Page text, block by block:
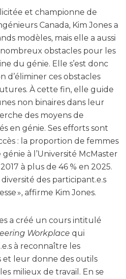
et championne de
Canada, Kim Jones a
modèles, mais elle a aussi
obstacles pour les
du génie. Elle s’est donc
d’éliminer ces obstacles
À cette fin, elle guide
non binaires dans leur
des moyens de
en génie. Ses efforts sont
: la proportion de femmes
à l’Université McMaster
à plus de 46 % en 2025.
des participant.e.s
», affirme Kim Jones.
a créé un cours intitulé
Workplace qui
à reconnaître les
et leur donne des outils
milieux de travail. En se